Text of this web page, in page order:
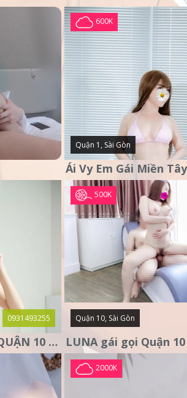
600K
Quận 1, Sài Gòn
0931493255
THU QUỲNH GÁI GỌI QUẬN 10 – MẶT XINH DA TRẮNG – SANG
500K
Quận 10, Sài Gòn
2000K